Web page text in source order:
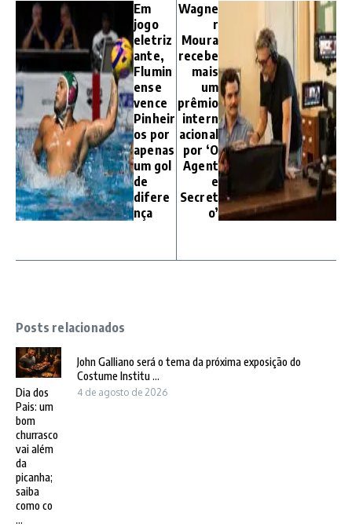
Em
jogo
eletriz
ante,
Flumin
ense
vence
Pinheir
os por
apenas
um gol
de
difere
nça
Wagne
r
Moura
recebe
mais
um
prêmio
intern
acional
por ‘O
Agent
e
Secret
o’
Posts relacionados
Dia dos
Pais: um
bom
churrasco
vai além
da
picanha;
saiba
como co
...
John Galliano será o tema da próxima exposição do
Costume Institu ...
4 de agosto de 2026